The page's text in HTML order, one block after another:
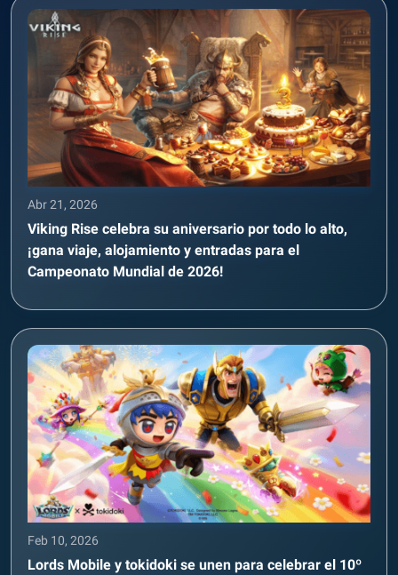
Abr 21, 2026
Viking Rise celebra su aniversario por todo lo alto,
¡gana viaje, alojamiento y entradas para el
Campeonato Mundial de 2026!
Feb 10, 2026
Lords Mobile y tokidoki se unen para celebrar el 10º